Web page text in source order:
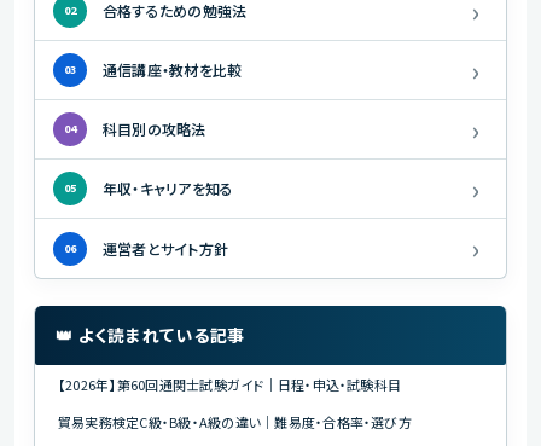
👑 よく読まれている記事
【2026年】第60回通関士試験ガイド｜日程・申込・試験科目
貿易実務検定C級・B級・A級の違い｜難易度・合格率・選び方
02 合格するための勉強法 ›
03 通信講座・教材を比較 ›
04 科目別の攻略法 ›
05 年収・キャリアを知る ›
06 運営者とサイト方針 ›